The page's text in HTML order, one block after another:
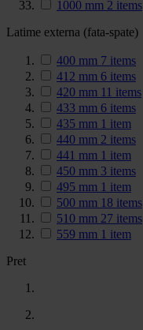
1000 mm 2 items
Latime externa (fata-spate)
400 mm 7 items
412 mm 6 items
420 mm 11 items
433 mm 6 items
435 mm 1 item
440 mm 2 items
441 mm 1 item
450 mm 3 items
495 mm 1 item
500 mm 18 items
510 mm 27 items
559 mm 1 item
Pret